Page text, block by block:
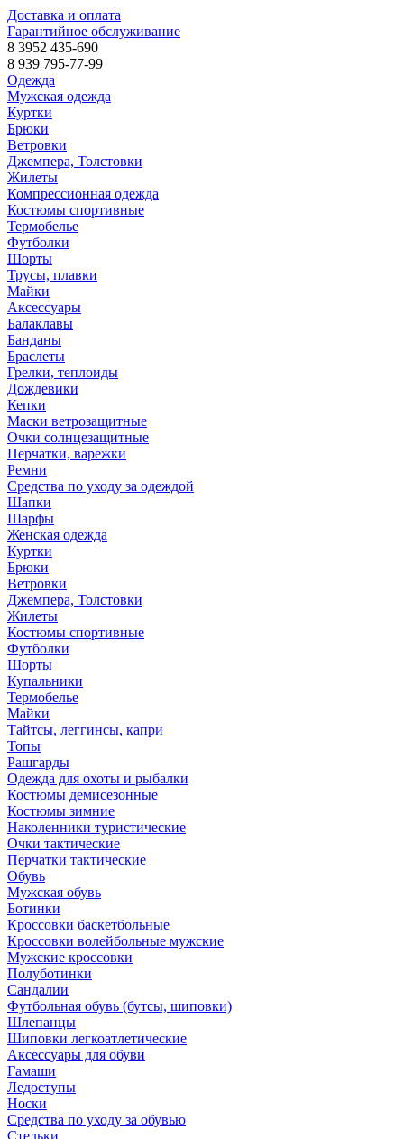
Доставка и оплата
Гарантийное обслуживание
8 3952 435-690
8 939 795-77-99
Одежда
Мужская одежда
Куртки
Брюки
Ветровки
Джемпера, Толстовки
Жилеты
Компрессионная одежда
Костюмы спортивные
Термобелье
Футболки
Шорты
Трусы, плавки
Майки
Аксессуары
Балаклавы
Банданы
Браслеты
Грелки, теплоиды
Дождевики
Кепки
Маски ветрозащитные
Очки солнцезащитные
Перчатки, варежки
Ремни
Средства по уходу за одеждой
Шапки
Шарфы
Женская одежда
Куртки
Брюки
Ветровки
Джемпера, Толстовки
Жилеты
Костюмы спортивные
Футболки
Шорты
Купальники
Термобелье
Майки
Тайтсы, леггинсы, капри
Топы
Рашгарды
Одежда для охоты и рыбалки
Костюмы демисезонные
Костюмы зимние
Наколенники туристические
Очки тактические
Перчатки тактические
Обувь
Мужская обувь
Ботинки
Кроссовки баскетбольные
Кроссовки волейбольные мужские
Мужские кроссовки
Полуботинки
Сандалии
Футбольная обувь (бутсы, шиповки)
Шлепанцы
Шиповки легкоатлетические
Аксессуары для обуви
Гамаши
Ледоступы
Носки
Средства по уходу за обувью
Стельки